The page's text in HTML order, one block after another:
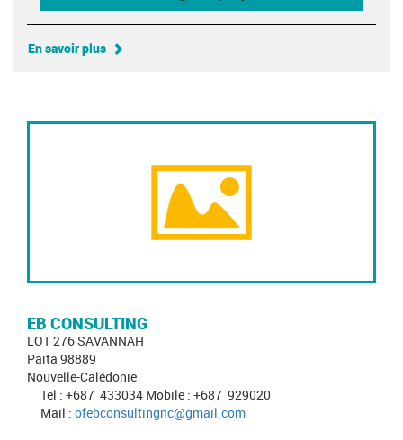
En savoir plus
EB CONSULTING
LOT 276 SAVANNAH
Païta 98889
Nouvelle-Calédonie
Tel : +687_433034 Mobile : +687_929020
Mail : ofebconsultingnc@gmail.com